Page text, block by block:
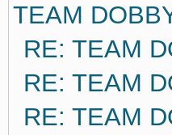
TEAM
RE: TEAM
RE: TEAM
RE: TEAM